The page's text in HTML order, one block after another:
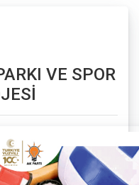
VE SPOR